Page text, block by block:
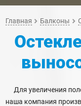
Главная Балконы
Для увеличения
наша компания